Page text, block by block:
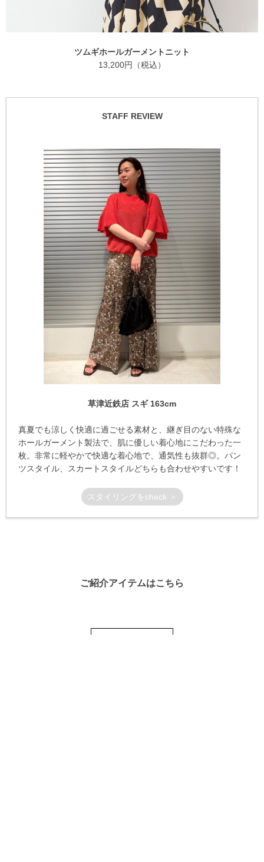
ツムギホールガーメントニット
13,200円（税込）
STAFF REVIEW
草津近鉄店 スギ 163cm
真夏でも涼しく快適に過ごせる素材と、継ぎ目のない特殊な
ホールガーメント製法で、肌に優しい着心地にこだわった一
枚。非常に軽やかで快適な着心地で、通気性も抜群◎。パン
ツスタイル、スカートスタイルどちらも合わせやすいです！
スタイリングをcheck ＞
ご紹介アイテムはこちら